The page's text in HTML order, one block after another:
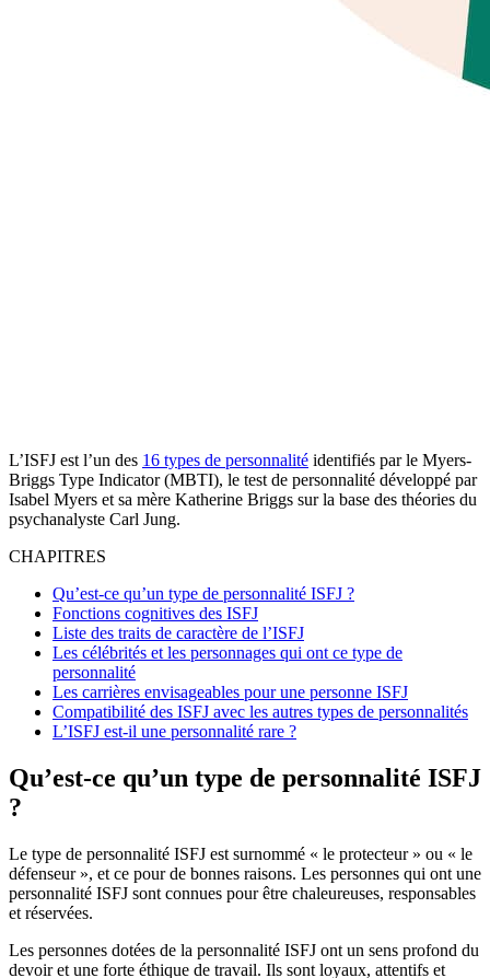
L’ISFJ est l’un des 16 types de personnalité identifiés par le Myers-
Briggs Type Indicator (MBTI), le test de personnalité développé par
Isabel Myers et sa mère Katherine Briggs sur la base des théories du
psychanalyste Carl Jung.
CHAPITRES
Qu’est-ce qu’un type de personnalité ISFJ ?
Fonctions cognitives des ISFJ
Liste des traits de caractère de l’ISFJ
Les célébrités et les personnages qui ont ce type de
personnalité
Les carrières envisageables pour une personne ISFJ
Compatibilité des ISFJ avec les autres types de personnalités
L’ISFJ est-il une personnalité rare ?
Qu’est-ce qu’un type de personnalité ISFJ
?
Le type de personnalité ISFJ est surnommé « le protecteur » ou « le
défenseur », et ce pour de bonnes raisons. Les personnes qui ont une
personnalité ISFJ sont connues pour être chaleureuses, responsables
et réservées.
Les personnes dotées de la personnalité ISFJ ont un sens profond du
devoir et une forte éthique de travail. Ils sont loyaux, attentifs et